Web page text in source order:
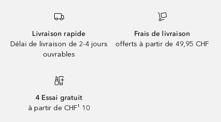
Livraison rapide
Délai de livraison de 2-4 jours
ouvrables
Frais de livraison
offerts à partir de 49,95 CHF
4 Essai gratuit
à partir de CHF¹ 10